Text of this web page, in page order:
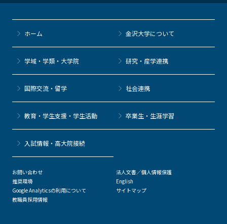
ホーム 金沢大学について
学域・学類・大学院 研究・産学連携
国際交流・留学 社会連携
教育・学生支援・学生活動 卒業生・生涯学習
⼊試情報・高大院接続
お問い合わせ
推奨環境
Google Analyticsの利用について
教職員採用情報
法人文書／個人情報保護
English
サイトマップ